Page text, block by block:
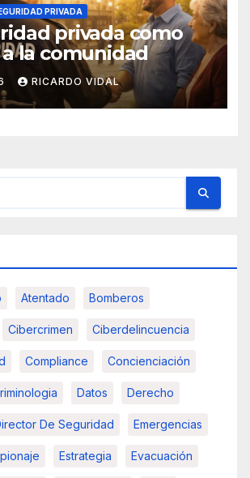
PRIVADA
privada como
la comunidad
RICARDO VIDAL
Atentado Bomberos
Cibercrimen Ciberdelincuencia
Compliance Concienciación
Datos Derecho
De Seguridad Emergencias
Estrategia Evacuación